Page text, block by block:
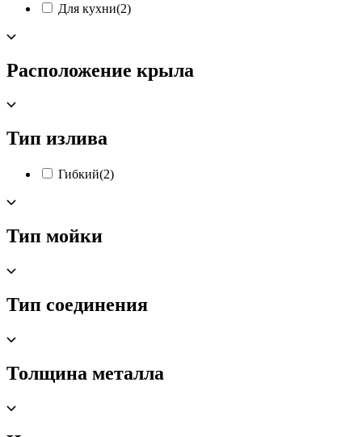
Для кухни(2)
Расположение крыла
Тип излива
Гибкий(2)
Тип мойки
Тип соединения
Толщина металла